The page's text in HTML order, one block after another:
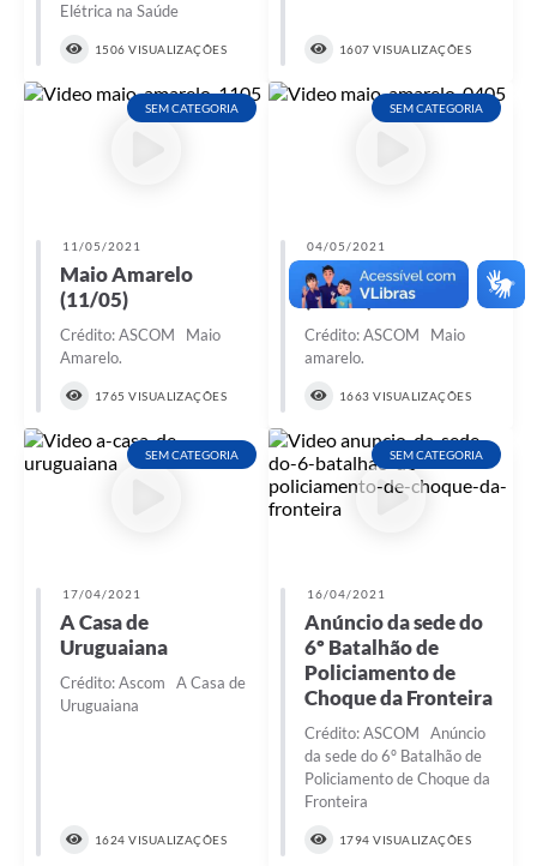
Elétrica na Saúde
1506 VISUALIZAÇÕES 1607 VISUALIZAÇÕES
SEM CATEGORIA
11/05/2021
Maio Amarelo
(11/05)
Crédito: ASCOM Maio
Amarelo.
1765 VISUALIZAÇÕES
SEM CATEGORIA
04/05/2021
Maio Amarelo
(04/05)
Crédito: ASCOM Maio
amarelo.
1663 VISUALIZAÇÕES
SEM CATEGORIA
17/04/2021
A Casa de
Uruguaiana
Crédito: Ascom A Casa de
Uruguaiana
1624 VISUALIZAÇÕES
SEM CATEGORIA
16/04/2021
Anúncio da sede do
6º Batalhão de
Policiamento de
Choque da Fronteira
Crédito: ASCOM Anúncio
da sede do 6º Batalhão de
Policiamento de Choque da
Fronteira
1794 VISUALIZAÇÕES